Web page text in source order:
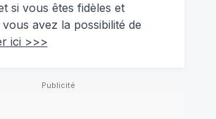
si vous êtes fidèles et
avez la possibilité de
ici >>>